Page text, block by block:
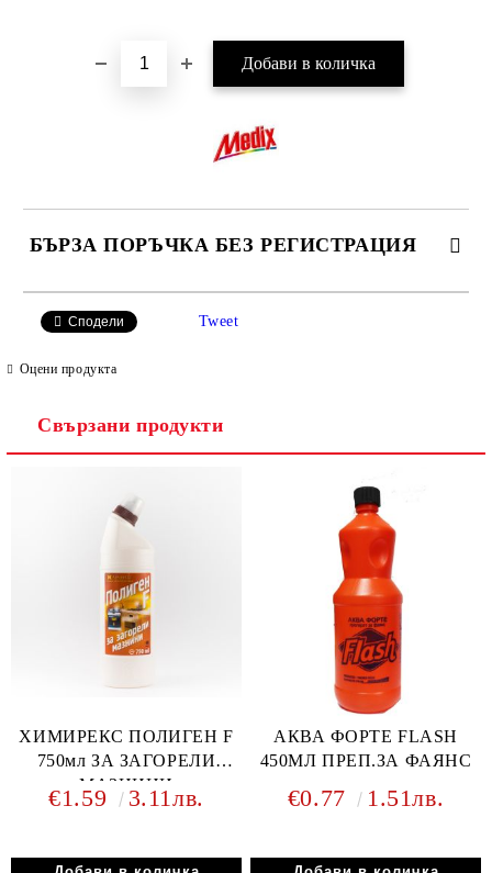
БЪРЗА ПОРЪЧКА БЕЗ РЕГИСТРАЦИЯ
Ние ще се свържем с вас в рамките на работния ден.
Сподели Tweet
Оцени продукта
Свързани продукти
ХИМИРЕКС ПОЛИГЕН F
750мл ЗА ЗАГОРЕЛИ
МАЗНИНИ
€1.59 3.11лв.
АКВА ФОРТЕ FLASH
450МЛ ПРЕП.ЗА ФАЯНС
€0.77 1.51лв.